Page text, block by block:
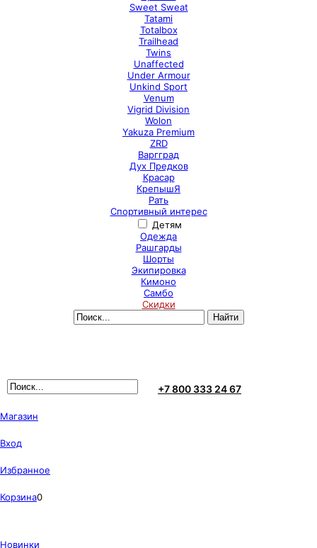
Sweet Sweat
Tatami
Totalbox
Trailhead
Twins
Unaffected
Under Armour
Unkind Sport
Venum
Vigrid Division
Wolon
Yakuza Premium
ZRD
Варгград
Дух Предков
Красар
КрепышЯ
Рать
Спортивный интерес
Детям
Одежда
Рашгарды
Шорты
Экипировка
Кимоно
Самбо
Скидки
+7 800 333 24 67
Магазин
Вход
Избранное
Корзина0
Новинки